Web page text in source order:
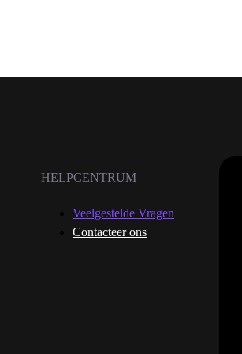
HELPCENTRUM
Veelgestelde Vragen
Contacteer ons